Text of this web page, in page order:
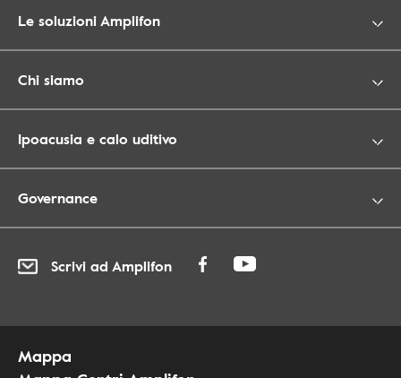
Le soluzioni Amplifon
Chi siamo
Ipoacusia e calo uditivo
Governance
Scrivi ad Amplifon
Mappa